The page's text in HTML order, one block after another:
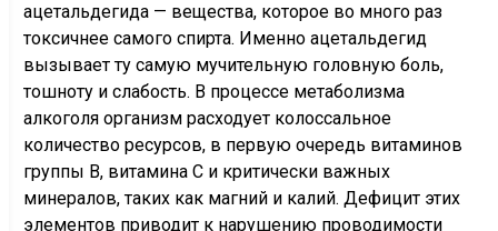
ацетальдегида — вещества, которое во много раз
токсичнее самого спирта. Именно ацетальдегид
вызывает ту самую мучительную головную боль,
тошноту и слабость. В процессе метаболизма
алкоголя организм расходует колоссальное
количество ресурсов, в первую очередь витаминов
группы B, витамина C и критически важных
минералов, таких как магний и калий. Дефицит этих
элементов приводит к нарушению проводимости